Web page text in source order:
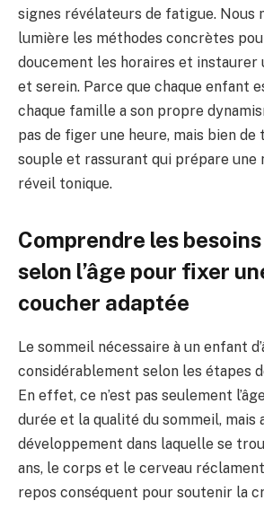
signes révélateurs de fatigue. Nous
lumière les méthodes concrètes
doucement les horaires et instaurer
et serein. Parce que chaque enfant
chaque famille a son propre
pas de figer une heure, mais bien de
souple et rassurant qui prépare une
réveil tonique.
Comprendre les
selon l’âge pour fixer
coucher adaptée
Le sommeil nécessaire à un enfant
considérablement selon les étapes
En effet, ce n’est pas seulement
durée et la qualité du sommeil, mais
développement dans laquelle se
ans, le corps et le cerveau
repos conséquent pour soutenir la